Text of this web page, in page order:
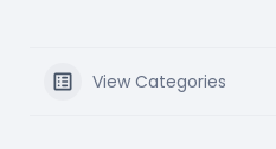
View Categories